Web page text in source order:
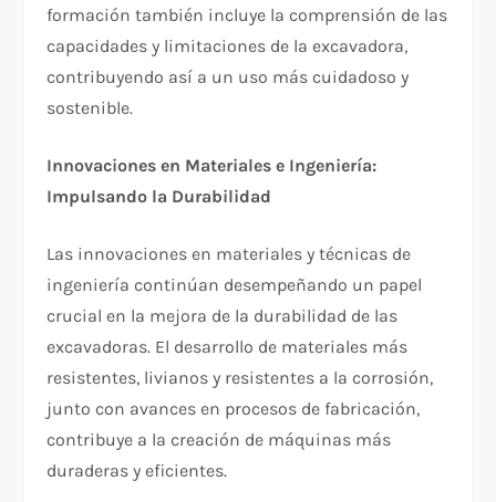
formación también incluye la comprensión de las
capacidades y limitaciones de la excavadora,
contribuyendo así a un uso más cuidadoso y
sostenible.
Innovaciones en Materiales e Ingeniería:
Impulsando la Durabilidad
Las innovaciones en materiales y técnicas de
ingeniería continúan desempeñando un papel
crucial en la mejora de la durabilidad de las
excavadoras. El desarrollo de materiales más
resistentes, livianos y resistentes a la corrosión,
junto con avances en procesos de fabricación,
contribuye a la creación de máquinas más
duraderas y eficientes.